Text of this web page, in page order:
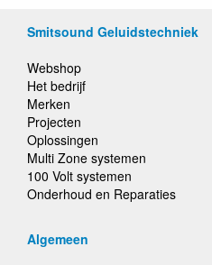
Smitsound Geluidstechniek
Webshop
Het bedrijf
Merken
Projecten
Oplossingen
Multi Zone systemen
100 Volt systemen
Onderhoud en Reparaties
Algemeen